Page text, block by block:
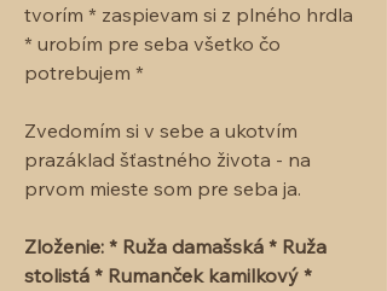
tvorím * zaspievam si z plného hrdla
* urobím pre seba všetko čo
potrebujem *
Zvedomím si v sebe a ukotvím
prazáklad šťastného života - na
prvom mieste som pre seba ja.
Zloženie: * Ruža damašská * Ruža
stolistá * Rumanček kamilkový *